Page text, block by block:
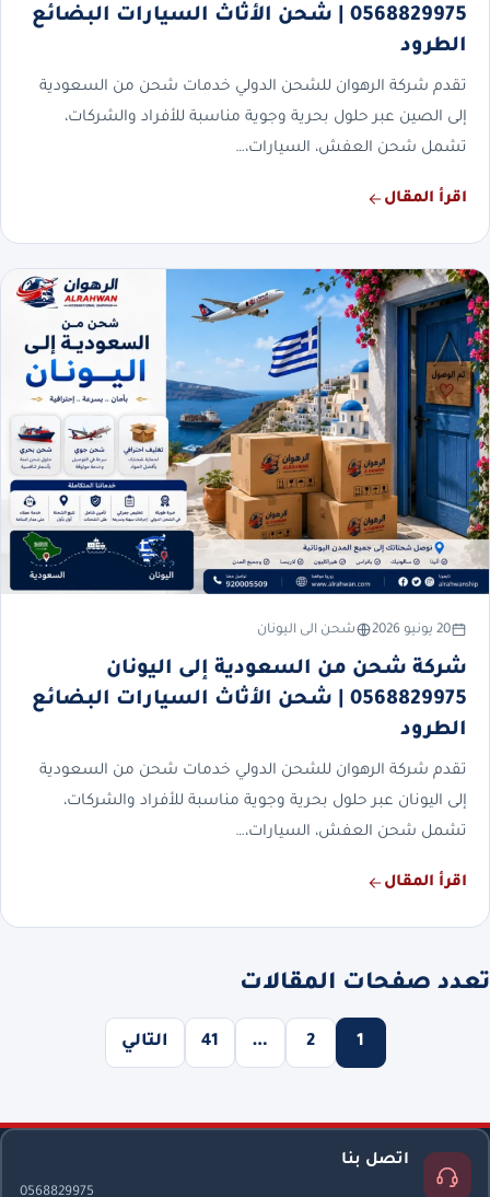
0568829975 | شحن الأثاث السيارات البضائع
الطرود
تقدم شركة الرهوان للشحن الدولي خدمات شحن من السعودية
إلى الصين عبر حلول بحرية وجوية مناسبة للأفراد والشركات،
تشمل شحن العفش، السيارات،…
اقرأ المقال
20 يونيو 2026 شحن الى اليونان
شركة شحن من السعودية إلى اليونان
0568829975 | شحن الأثاث السيارات البضائع
الطرود
تقدم شركة الرهوان للشحن الدولي خدمات شحن من السعودية
إلى اليونان عبر حلول بحرية وجوية مناسبة للأفراد والشركات،
تشمل شحن العفش، السيارات،…
اقرأ المقال
تعدد صفحات المقالات
1
2
…
41 التالي
اتصل بنا
0568829975